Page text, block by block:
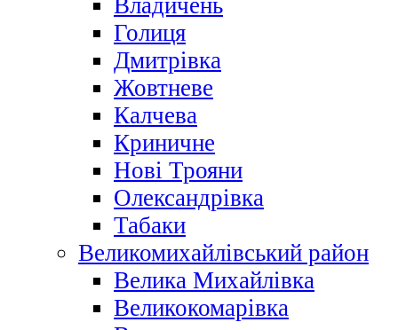
Владичень
Голиця
Дмитрівка
Жовтневе
Калчева
Криничне
Нові Трояни
Олександрівка
Табаки
Великомихайлівський район
Велика Михайлівка
Великокомарівка